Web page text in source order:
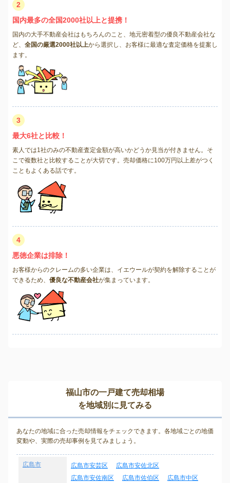
2
国内最多の全国2000社以上と提携！
国内の大手不動産会社はもちろんのこと、地元密着型の優良不動産会社な
ど、 全国の厳選2000社以上から選択し、お客様に最適な査定価格を提案し
ます。
3
最大6社と比較！
素人では1社のみの不動産査定金額が高いかどうか見当が付きません。そ
こで複数社と比較することが大切です。売却価格に100万円以上差がつく
こともよくある話です。
4
悪徳企業は排除！
お客様からのクレームの多い企業は、イエウールが契約を解除することが
できるため、 優良な不動産会社が集まっています。
福山市の一戸建て売却相場
を地域別に見てみる
あなたの地域に合った売却情報をチェックできます。各地域ごとの地価
変動や、実際の売却事例を見てみましょう。
広島市 広島市安芸区
広島市安佐北区
広島市安佐南区
広島市佐伯区
広島市中区